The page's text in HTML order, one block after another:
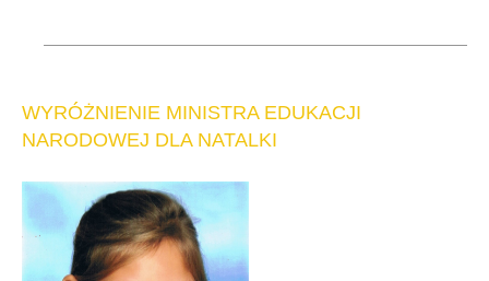
WYRÓŻNIENIE MINISTRA EDUKACJI
NARODOWEJ DLA NATALKI